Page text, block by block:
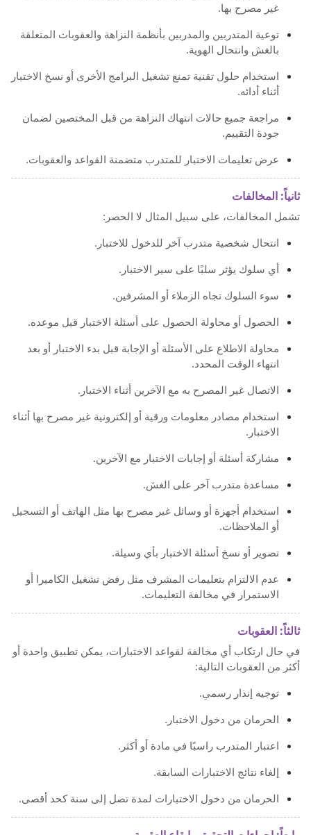
غير مصرح بها.
توعية المتدربين والمدربين بأنظمة النزاهة والعقوبات المتعلقة
بالغش وانتحال الهوية.
استخدام حلول تقنية تمنع تشغيل البرامج الأخرى أو نسخ الاختبار
أثناء أدائه.
مراجعة جميع حالات انتهاك النزاهة من قبل المختصين لضمان
جودة التقييم.
عرض تعليمات الاختبار للمتدرب متضمنة القواعد والعقوبات.
ثانياً: المخالفات
تشمل المخالفات، على سبيل المثال لا الحصر:
انتحال شخصية متدرب آخر للدخول للاختبار.
أي سلوك يؤثر سلبًا على سير الاختبار.
سوء السلوك تجاه الزملاء أو المشرفين.
الحصول أو محاولة الحصول على أسئلة الاختبار قبل موعده.
محاولة الاطلاع على الأسئلة أو الإجابة قبل بدء الاختبار أو بعد
انتهاء الوقت المحدد.
الاتصال غير المصرح به مع الآخرين أثناء الاختبار.
استخدام مصادر معلومات ورقية أو إلكترونية غير مصرح بها أثناء
الاختبار.
مشاركة أسئلة أو إجابات الاختبار مع الآخرين.
مساعدة متدرب آخر على الغش.
استخدام أجهزة أو وسائل غير مصرح بها مثل الهاتف أو التسجيل
أو الملاحظات.
تصوير أو نسخ أسئلة الاختبار بأي وسيلة.
عدم الالتزام بتعليمات المشرف مثل رفض تشغيل الكاميرا أو
الاستمرار في مخالفة التعليمات.
ثالثاً: العقوبات
في حال ارتكاب أي مخالفة لقواعد الاختبارات، يمكن تطبيق واحدة أو
أكثر من العقوبات التالية:
توجيه إنذار رسمي.
الحرمان من دخول الاختبار.
اعتبار المتدرب راسبًا في مادة أو أكثر.
إلغاء نتائج الاختبارات السابقة.
الحرمان من دخول الاختبارات لمدة تصل إلى سنة كحد أقصى.